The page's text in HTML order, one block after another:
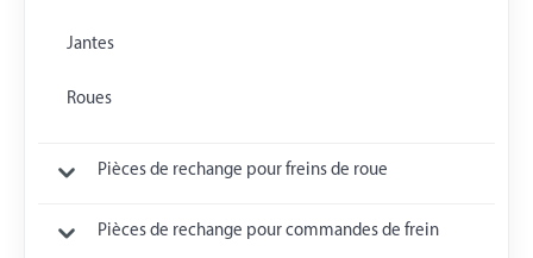
Jantes
Roues
Pièces de rechange pour freins de roue
Pièces de rechange pour commandes de frein